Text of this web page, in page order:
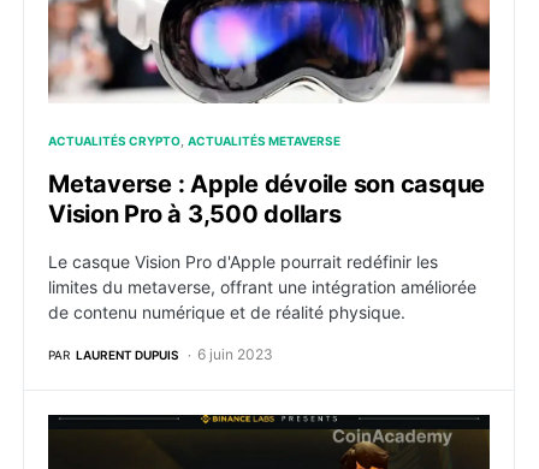
ACTUALITÉS CRYPTO ACTUALITÉS METAVERSE
Metaverse : Apple dévoile son casque
Vision Pro à 3,500 dollars
Le casque Vision Pro d'Apple pourrait redéfinir les
limites du metaverse, offrant une intégration améliorée
de contenu numérique et de réalité physique.
PAR LAURENT DUPUIS 6 juin 2023
La vérification d’identité ‘zkPass’ remporte